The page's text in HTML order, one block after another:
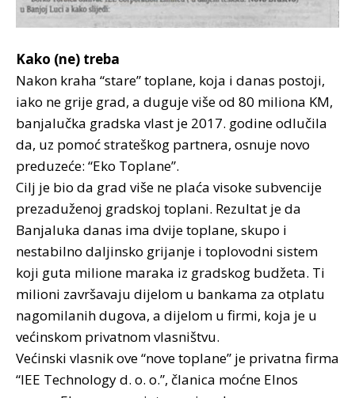
Kako (ne) treba
Nakon kraha “stare” toplane, koja i danas postoji,
iako ne grije grad, a duguje više od 80 miliona KM,
banjalučka gradska vlast je 2017. godine odlučila
da, uz pomoć strateškog partnera, osnuje novo
preduzeće: “Eko Toplane”.
Cilj je bio da grad više ne plaća visoke subvencije
prezaduženoj gradskoj toplani. Rezultat je da
Banjaluka danas ima dvije toplane, skupo i
nestabilno daljinsko grijanje i toplovodni sistem
koji guta milione maraka iz gradskog budžeta. Ti
milioni završavaju dijelom u bankama za otplatu
nagomilanih dugova, a dijelom u firmi, koja je u
većinskom privatnom vlasništvu.
Većinski vlasnik ove “nove toplane” je privatna firma
“IEE Technology d. o. o.”, članica moćne Elnos